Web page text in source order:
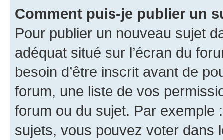
Comment puis-je publier un
Pour publier un nouveau sujet
adéquat situé sur l’écran du
besoin d’être inscrit avant de
forum, une liste de vos
forum ou du sujet. Par exemple
sujets, vous pouvez voter dans